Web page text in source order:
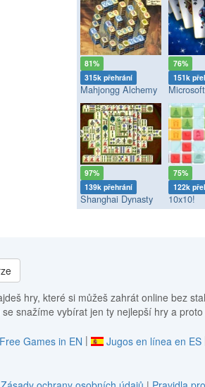
81%
315k přehrání
Mahjongg Alchemy
76%
151k
97%
139k přehrání
Shanghai Dynasty
75%
122k
10x10!
hry, které si můžeš zahrát online bez
snažíme vybírat jen ty nejlepší hry a
Free Games in EN | Jugos en línea en ES